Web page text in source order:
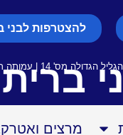
להצטרפות לבני
מס' 14 | עמותה רשומה מס' 580003028
מרצים